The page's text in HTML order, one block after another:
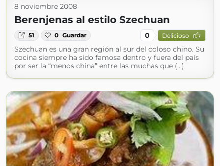
8 noviembre 2008
Berenjenas al estilo Szechuan
51 0 Guardar 0 Delicioso
Szechuan es una gran región al sur del coloso chino. Su
cocina siempre ha sido famosa dentro y fuera del país
por ser la “menos china” entre las muchas que (...)